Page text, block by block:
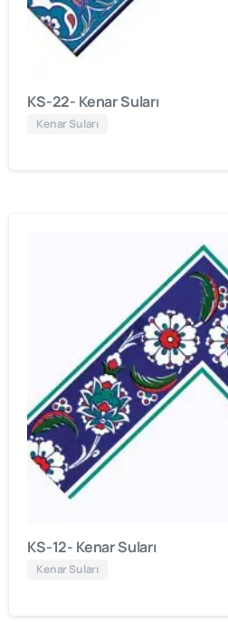
KS-22- Kenar Suları
Kenar Suları
KS-12- Kenar Suları
Kenar Suları